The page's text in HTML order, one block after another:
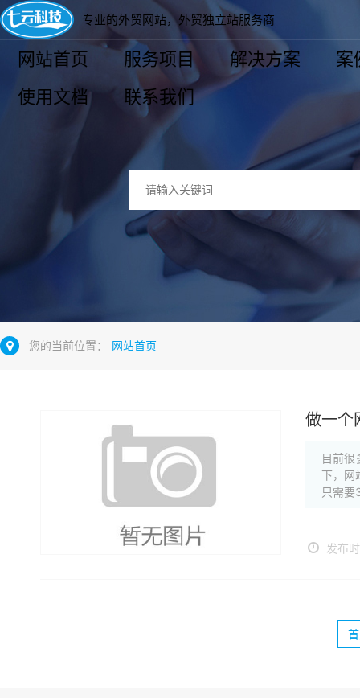
专业的外贸网站，外贸独立站服务商
网站首页 服务项目 解决方案
案
使用文档
联系我们
您的当前位置： 网站首页
做一个
目前很
下，网
只需要
发布